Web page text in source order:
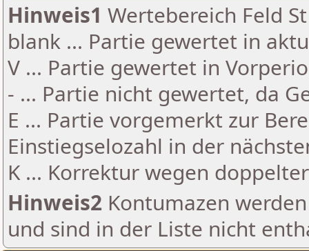
Hinweis1 Wertebereich Feld
blank ... Partie gewertet in
V ... Partie gewertet in
- ... Partie nicht gewertet, da
E ... Partie vorgemerkt zur
Einstiegselozahl in der
K ... Korrektur wegen
Hinweis2 Kontumazen
und sind in der Liste nicht